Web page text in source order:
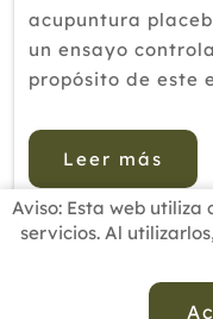
acupuntura
un ensayo
propósito de este
activa y la
tratamiento del i...
Leer más
Aviso: Esta web
servicios. Al
ESCUELAS